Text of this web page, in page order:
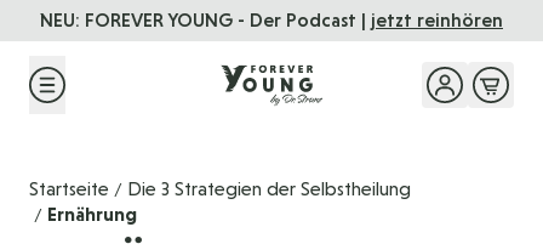
Direkt zum Inhalt
NEU: FOREVER YOUNG - Der Podcast | jetzt reinhören
Startseite / Die 3 Strategien der Selbstheilung
/ Ernährung